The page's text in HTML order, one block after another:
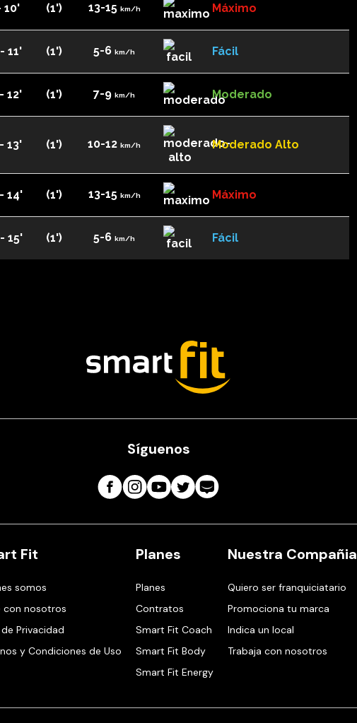
10' (1') 13-15 km/h Máximo
11' (1') 5-6km/h Fácil
12' (1') 7-9km/h Moderado
13' (1') 10-12km/h Moderado Alto
14' (1') 13-15 km/h Máximo
15' (1') 5-6km/h Fácil
Síguenos
Fit
somos
con nosotros
de Privacidad
y Condiciones de Uso
Planes
Planes
Contratos
Smart Fit Coach
Smart Fit Body
Smart Fit Energy
Nuestra Compañia
Quiero ser franquiciatario
Promociona tu marca
Indica un local
Trabaja con nosotros